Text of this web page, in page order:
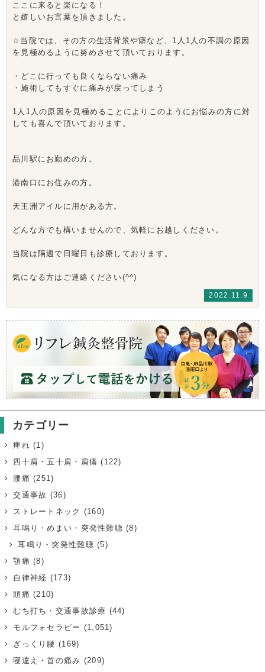
ここに来ると楽になる！
と嬉しいお言葉を頂きました。
☆当院では、その方の生活背景や癖など、1人1人の不調の原因
を見極めるように努めさせて頂いております。
・どこに行っても良くならない痛み
・施術してもすぐに痛みが戻ってしまう
1人1人の原因を見極めることによりこのようにお悩みの方に対
しても喜んで頂いております。
品川駅にお勤めの方。
港南口にお住みの方。
天王洲アイルに用がある方。
どんな方でも構いませんので、気軽にお越しください。
当院は隔週で日曜日も診療しております。
気になる方はご連絡ください(^^)
2022.11.9
カテゴリー
痺れ (1)
四十肩・五十肩・肩痛 (122)
腰痛 (251)
交通事故 (36)
ストレートネック (160)
耳鳴り・めまい・突発性難聴 (8)
耳鳴り・突発性難聴 (5)
顎痛 (8)
自律神経 (173)
頭痛 (210)
むち打ち・交通事故診療 (44)
モルフォセラピー (1,051)
ぎっくり腰 (169)
寝違え・首の痛み (209)